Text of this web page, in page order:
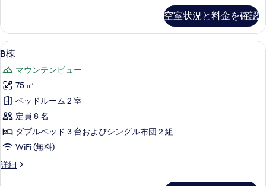
表
示
す
る
細
空室状況と料金を確認
B
棟
の
す
べ
て
の
写
真
46
B棟
マウンテンビュー
75 ㎡
ベッドルーム 2 室
定員 8 名
ダブルベッド 3 台およびシングル布団 2 組
WiFi (無料)
詳細
B